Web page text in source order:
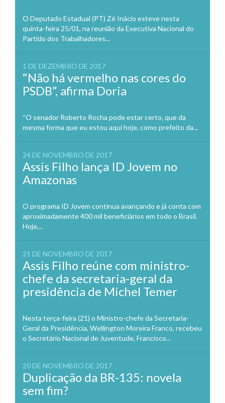
O Deputado Estadual (PT) Zé Inácio esteve nesta
quinta-feira 25/01, na reunião da Executiva Nacional do
Partido dos Trabalhadores...
1 DE DEZEMBRO DE 2017
“Não há vermelho nas cores do
PSDB”, afirma Doria
“O senador Roberto Rocha pode estar certo, que da
mesma forma que eu estou aqui hoje, como prefeito da...
24 DE NOVEMBRO DE 2017
Assis Filho lança ID Jovem no
Amazonas
O programa ID Jovem continua avançando e já conta com
aproximadamente 400 mil beneficiários em todo o Brasil.
Hoje,...
21 DE NOVEMBRO DE 2017
Assis Filho reúne com ministro-
chefe da secretaria-geral da
presidência de Michel Temer
Nesta terça-feira (21) o Ministro-chefe da Secretaria-
Geral da Presidência, Wellington Moreira Franco, recebeu
o Secretário Nacional de Juventude, Francisco...
20 DE NOVEMBRO DE 2017
Duplicação da BR-135: novela
sem fim?